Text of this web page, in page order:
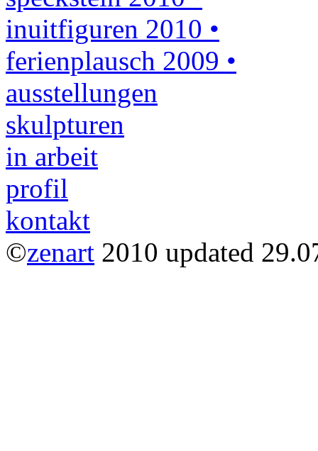
inuitfiguren 2010 •
ferienplausch 2009 •
ausstellungen
skulpturen
in arbeit
profil
kontakt
©zenart 2010 updated